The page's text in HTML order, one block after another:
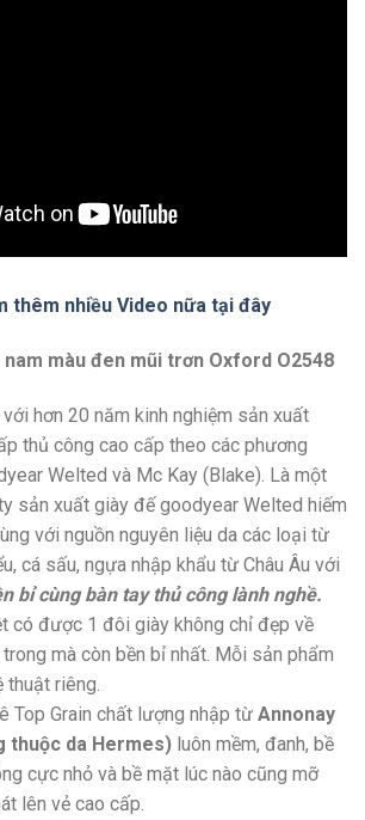
thêm nhiều Video nữa tại đây
nam màu đen mũi trơn Oxford O2548
với hơn 20 năm kinh nghiệm sản xuất
thủ công cao cấp theo các phương
Welted và Mc Kay (Blake). Là một
sản xuất giày đế goodyear Welted hiếm
với nguồn nguyên liệu da các loại từ
cá sấu, ngựa nhập khẩu từ Châu Âu với
bỉ cùng bàn tay thủ công lành nghề.
có được 1 đôi giày không chỉ đẹp về
mà còn bền bỉ nhất. Mỗi sản phẩm
thuật riêng.
Top Grain chất lượng nhập từ Annonay
thuộc da Hermes) luôn mềm, đanh, bề
cực nhỏ và bề mặt lúc nào cũng mỡ
lên vẻ cao cấp.